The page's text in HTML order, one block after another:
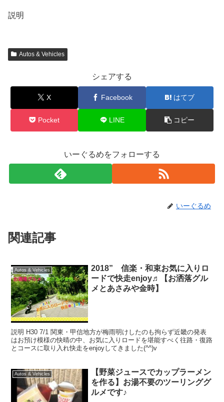
説明
Autos & Vehicles
シェアする
X Facebook はてブ
Pocket LINE コピー
いーぐるめをフォローする
いーぐるめ
関連記事
Autos & Vehicles
2018” 信楽・和束お気に入りロ
ードで快走enjoy♬【お洒落グル
メとあさみや金時】
説明 H30 7/1 関東・甲信地方が梅雨明けしたのも拘らず近畿の発表
はお預け模様の快晴の中、お気に入りロードを堪能すべく往路・復路
とコースに取り入れ快走をenjoyしてきました(^^)v
Autos & Vehicles
【野菜ジュースでカップラーメン
を作る】お湯不要のツーリンググ
ルメです♪